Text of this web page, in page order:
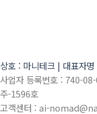
상호 : 마니테크 | 대표자
사업자 등록번호 : 740-
주-1596호
고객센터 : ai-